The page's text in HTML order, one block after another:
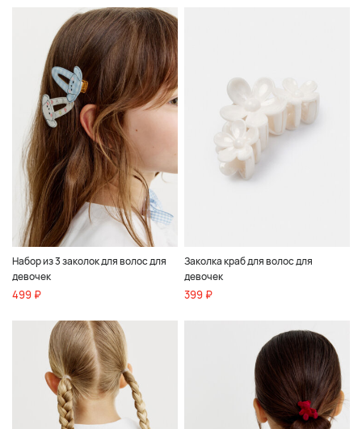
Набор из 3 заколок для волос для
девочек
499 ₽
Заколка краб для волос для
девочек
399 ₽